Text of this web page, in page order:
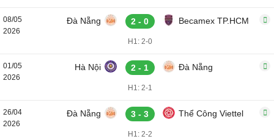
08/05
2026
Đà Nẵng 2 - 0 Becamex TP.HCM
H1: 2-0
01/05
2026
Hà Nội 2 - 1 Đà Nẵng
H1: 2-1
26/04
2026
Đà Nẵng 3 - 3 Thể Công Viettel
H1: 2-2